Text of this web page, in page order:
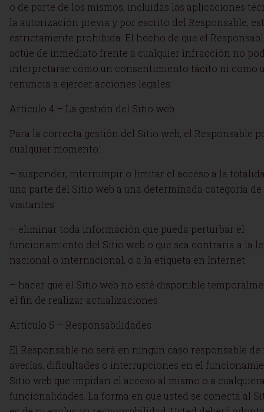
o de parte de los mismos, incluidas las aplicaciones
la autorización previa y por escrito del Responsable,
estrictamente prohibida. El hecho de que el
actúe de inmediato frente a cualquier infracción no
interpretarse como un consentimiento tácito ni como
renuncia a ejercer acciones legales.
Artículo 4 – La gestión del Sitio web
Para la correcta gestión del Sitio web, el Responsable
cualquier momento:
– suspender, interrumpir o limitar el acceso a la
una parte del Sitio web a una determinada categoría de
visitantes
– eliminar toda información que pueda perturbar el
funcionamiento del Sitio web o que sea contraria a la
nacional o internacional, o a la etiqueta en Internet
– hacer que el Sitio web no esté disponible
el fin de realizar actualizaciones
Artículo 5 – Responsabilidades
El Responsable no será en ningún caso responsable de
averías, dificultades o interrupciones en el
Sitio web que impidan el acceso al mismo o a
funcionalidades. La forma en que usted se conecta al